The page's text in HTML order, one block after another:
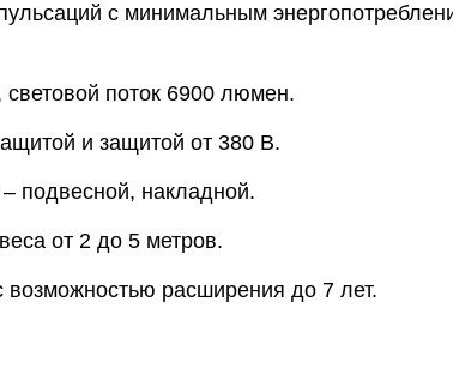
с минимальным
поток 6900 люмен.
и защитой от 380 В.
подвесной, накладной.
от 2 до 5 метров.
возможностью расширения до 7 лет.